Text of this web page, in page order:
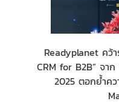
Readyplanet คว้
CRM for B2B” จา
2025 ตอกย้ำค